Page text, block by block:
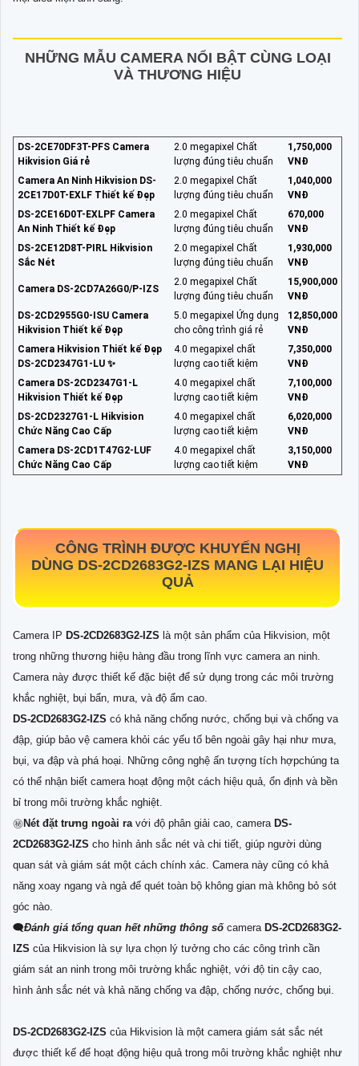
NHỮNG MẪU CAMERA NỔI BẬT CÙNG LOẠI
VÀ THƯƠNG HIỆU
DS-2CE70DF3T-PFS Camera
Hikvision Giá rẻ
2.0 megapixel Chất
lượng đúng tiêu chuẩn
1,750,000
VNĐ
Camera An Ninh Hikvision DS-
2CE17D0T-EXLF Thiết kế Đẹp
2.0 megapixel Chất
lượng đúng tiêu chuẩn
1,040,000
VNĐ
DS-2CE16D0T-EXLPF Camera
An Ninh Thiết kế Đẹp
2.0 megapixel Chất
lượng đúng tiêu chuẩn
670,000
VNĐ
DS-2CE12D8T-PIRL Hikvision
Sắc Nét
2.0 megapixel Chất
lượng đúng tiêu chuẩn
1,930,000
VNĐ
Camera DS-2CD7A26G0/P-IZS
2.0 megapixel Chất
lượng đúng tiêu chuẩn
15,900,000
VNĐ
DS-2CD2955G0-ISU Camera
Hikvision Thiết kế Đẹp
5.0 megapixel Ứng dụng
cho công trình giá rẻ
12,850,000
VNĐ
Camera Hikvision Thiết kế Đẹp
DS-2CD2347G1-LU ✨
4.0 megapixel chất
lượng cao tiết kiệm
7,350,000
VNĐ
Camera DS-2CD2347G1-L
Hikvision Thiết kế Đẹp
4.0 megapixel chất
lượng cao tiết kiệm
7,100,000
VNĐ
DS-2CD2327G1-L Hikvision
Chức Năng Cao Cấp
4.0 megapixel chất
lượng cao tiết kiệm
6,020,000
VNĐ
Camera DS-2CD1T47G2-LUF
Chức Năng Cao Cấp
4.0 megapixel chất
lượng cao tiết kiệm
3,150,000
VNĐ
CÔNG TRÌNH ĐƯỢC KHUYẾN NGHỊ
DÙNG DS-2CD2683G2-IZS MANG LẠI HIỆU
QUẢ
Camera IP DS-2CD2683G2-IZS là một sản phẩm của Hikvision, một
trong những thương hiệu hàng đầu trong lĩnh vực camera an ninh.
Camera này được thiết kế đặc biệt để sử dụng trong các môi trường
khắc nghiệt, bụi bẩn, mưa, và độ ẩm cao.
DS-2CD2683G2-IZS có khả năng chống nước, chống bụi và chống va
đập, giúp bảo vệ camera khỏi các yếu tố bên ngoài gây hại như mưa,
bụi, va đập và phá hoại. Những công nghệ ấn tượng tích hợpchúng ta
có thể nhận biết camera hoạt động một cách hiệu quả, ổn định và bền
bỉ trong môi trường khắc nghiệt.
㊙️Nét đặt trưng ngoài ra với độ phân giải cao, camera DS-
2CD2683G2-IZS cho hình ảnh sắc nét và chi tiết, giúp người dùng
quan sát và giám sát một cách chính xác. Camera này cũng có khả
năng xoay ngang và ngả để quét toàn bộ không gian mà không bỏ sót
góc nào.
🗨️Đánh giá tổng quan hết những thông số camera DS-2CD2683G2-
IZS của Hikvision là sự lựa chọn lý tưởng cho các công trình cần
giám sát an ninh trong môi trường khắc nghiệt, với độ tin cậy cao,
hình ảnh sắc nét và khả năng chống va đập, chống nước, chống bụi.
DS-2CD2683G2-IZS của Hikvision là một camera giám sát sắc nét
được thiết kế để hoạt động hiệu quả trong môi trường khắc nghiệt như